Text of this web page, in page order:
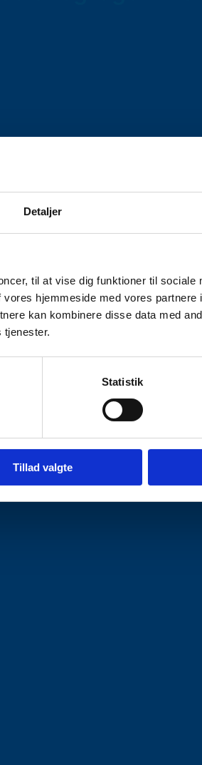
Detaljer
til at vise dig funktioner til sociale
hjemmeside med vores partnere
kan kombinere disse data med
tjenester.
Statistik
Tillad valgte